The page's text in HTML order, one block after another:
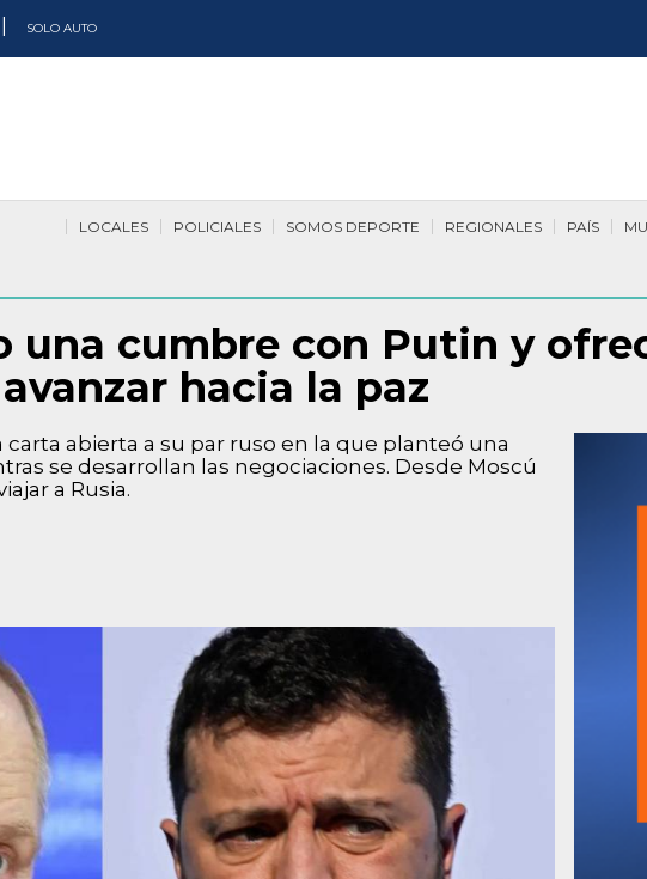
SOLO AUTO
PAÍS
REGIONALES
SOMOS DEPORTE
POLICIALES
LOCALES
una cumbre con Putin y
hacia la paz
abierta a su par ruso en la que planteó una
se desarrollan las negociaciones. Desde Moscú
a Rusia.